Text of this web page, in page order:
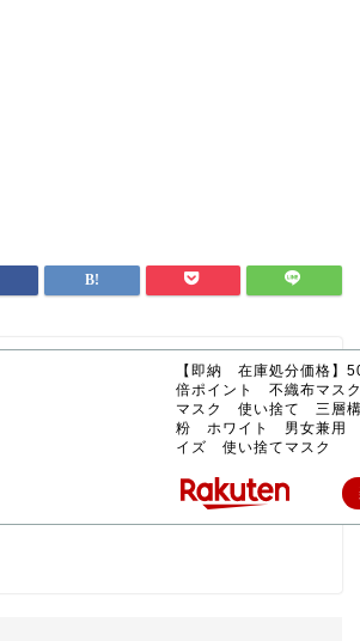
【即納 在庫処分価格
倍ポイント 不織布マ
マスク 使い捨て 三層
粉 ホワイト 男女兼用
イズ 使い捨てマスク